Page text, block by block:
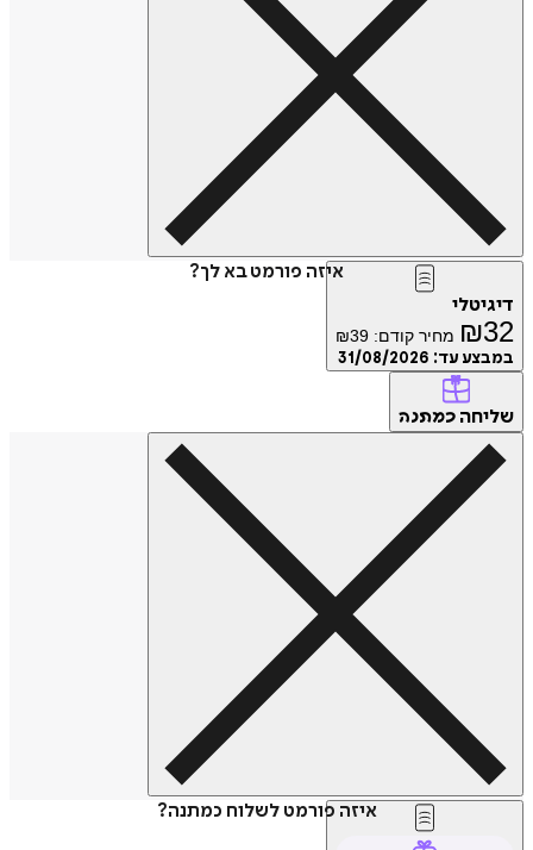
איזה פורמט בא לך?
דיגיטלי
₪32 מחיר קודם: ₪39
במבצע עד: 31/08/2026
שליחה כמתנה
איזה פורמט לשלוח כמתנה?